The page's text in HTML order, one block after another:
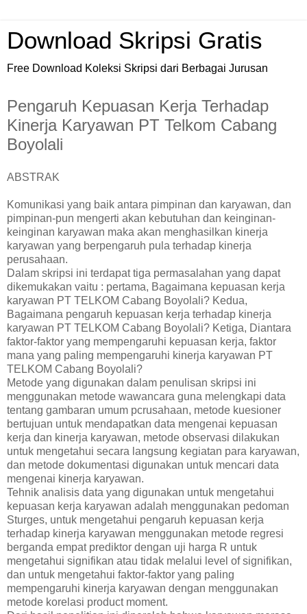
Download Skripsi Gratis
Free Download Koleksi Skripsi dari Berbagai Jurusan
Pengaruh Kepuasan Kerja Terhadap
Kinerja Karyawan PT Telkom Cabang
Boyolali
ABSTRAK
Komunikasi yang baik antara pimpinan dan karyawan, dan
pimpinan-pun mengerti akan kebutuhan dan keinginan-
keinginan karyawan maka akan menghasilkan kinerja
karyawan yang berpengaruh pula terhadap kinerja
perusahaan.
Dalam skripsi ini terdapat tiga permasalahan yang dapat
dikemukakan vaitu : pertama, Bagaimana kepuasan kerja
karyawan PT TELKOM Cabang Boyolali? Kedua,
Bagaimana pengaruh kepuasan kerja terhadap kinerja
karyawan PT TELKOM Cabang Boyolali? Ketiga, Diantara
faktor-faktor yang mempengaruhi kepuasan kerja, faktor
mana yang paling mempengaruhi kinerja karyawan PT
TELKOM Cabang Boyolali?
Metode yang digunakan dalam penulisan skripsi ini
menggunakan metode wawancara guna melengkapi data
tentang gambaran umum pcrusahaan, metode kuesioner
bertujuan untuk mendapatkan data mengenai kepuasan
kerja dan kinerja karyawan, metode observasi dilakukan
untuk mengetahui secara langsung kegiatan para karyawan,
dan metode dokumentasi digunakan untuk mencari data
mengenai kinerja karyawan.
Tehnik analisis data yang digunakan untuk mengetahui
kepuasan kerja karyawan adalah menggunakan pedoman
Sturges, untuk mengetahui pengaruh kepuasan kerja
terhadap kinerja karyawan menggunakan metode regresi
berganda empat prediktor dengan uji harga R untuk
mengetahui signifikan atau tidak melalui level of signifikan,
dan untuk mengetahui faktor-faktor yang paling
mempengaruhi kinerja karyawan dengan menggunakan
metode korelasi product moment.